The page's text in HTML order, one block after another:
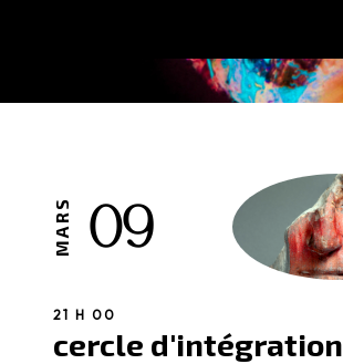
MARS 09
21 H 00
cercle d'intégration